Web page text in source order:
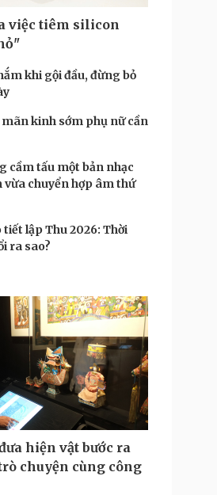
Podcast
Đọc truyện đêm khuya
Hạt giống tâm hồn
việc tiêm silicon
khi gội đầu, đừng bỏ
mãn kinh sớm phụ nữ cần
cầm tấu một bản nhạc
vừa chuyển hợp âm thứ
lập Thu 2026: Thời
ra sao?
hiện vật bước ra
chuyện cùng công